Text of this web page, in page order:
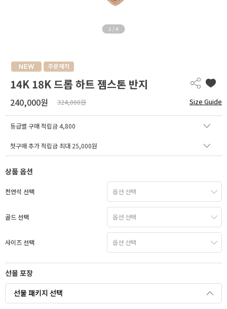
1 /4
14K 18K 드롭 하트 젬스톤 반지
240,000원 324,000원 Size Guide
등급별 구매 적립금4,800
첫구매 추가 적립금 최대 25,000원
상품 옵션
천연석 선택
골드 선택
사이즈 선택
선물 포장
선물 패키지 선택